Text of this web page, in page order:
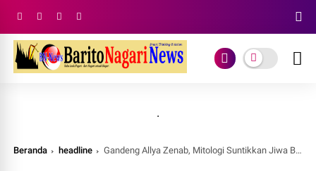
.
Beranda headline Gandeng Allya Zenab, Mitologi Suntikkan Jiwa Baru ke Lagu “Berharap”